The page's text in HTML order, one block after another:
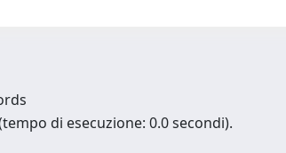
di esecuzione: 0.0 secondi).